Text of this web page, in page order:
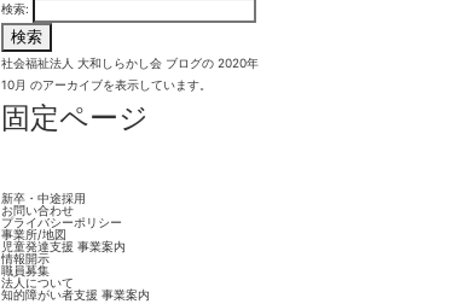
検索:
社会福祉法人 大和しらかし会 ブログの 2020年
10月 のアーカイブを表示しています。
固定ページ
新卒・中途採用
お問い合わせ
プライバシーポリシー
事業所/地図
児童発達支援 事業案内
情報開示
職員募集
法人について
知的障がい者支援 事業案内